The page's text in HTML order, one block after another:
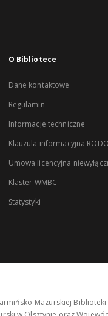
O Bibliotece
Dane kontaktowe
Regulamin
Informacje techniczne
Klauzula informacyjna RODO
Umowa licencyjna
Klaster WMBC
Statystyki
Mazurskiej